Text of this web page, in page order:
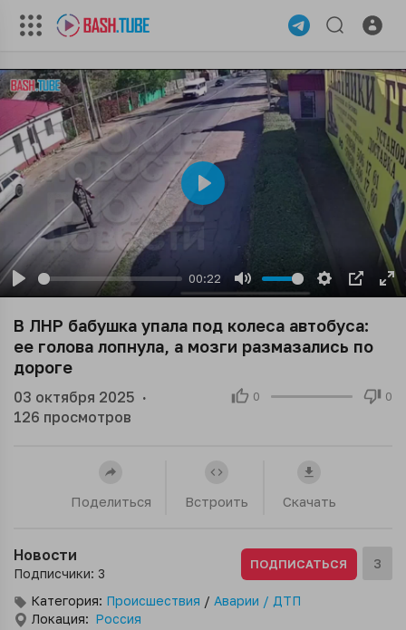
Play
00:22
Mute Settings
PIP
Play
В ЛНР бабушка упала под колеса автобуса:
ее голова лопнула, а мозги размазались по
дороге
0 0
03 октября 2025 ·
126 просмотров
Поделиться Встроить Скачать
Новости
Подписчики: 3
ПОДПИСАТЬСЯ 3
Категория: Происшествия / Аварии / ДТП
Локация: Россия